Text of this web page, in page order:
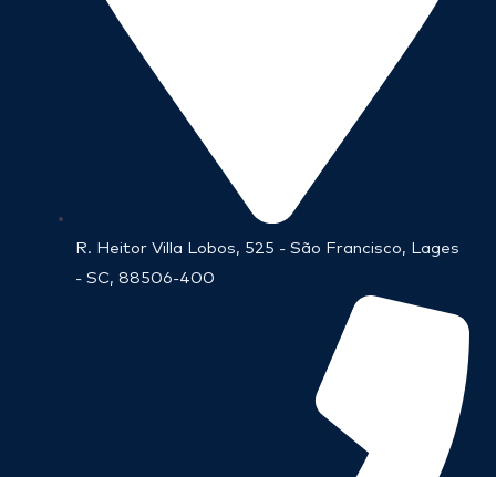
R. Heitor Villa Lobos, 525 - São Francisco, Lages
- SC, 88506-400